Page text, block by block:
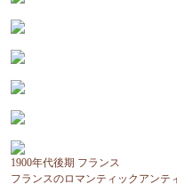
1900年代後期 フランス
フランスのロマンティックアンテ